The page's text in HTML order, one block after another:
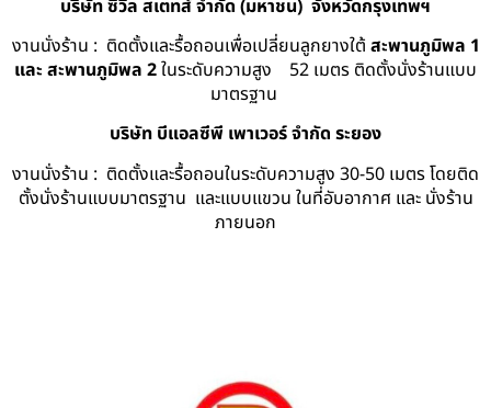
บริษัท ซีวิล สเตทส์ จำกัด (มหาชน) จังหวัดกรุงเทพฯ
งานนั่งร้าน : ติดตั้งและรื้อถอนเพื่อเปลี่ยนลูกยางใต้ สะพานภูมิพล 1
และ สะพานภูมิพล 2ในระดับความสูง 52 เมตร ติดตั้งนั่งร้านแบบ
มาตรฐาน
บริษัท บีแอลซีพี เพาเวอร์ จำกัด ระยอง
งานนั่งร้าน : ติดตั้งและรื้อถอนในระดับความสูง 30-50 เมตร โดยติด
ตั้งนั่งร้านแบบมาตรฐาน และแบบแขวน ในที่อับอากาศ และ นั่งร้าน
ภายนอก